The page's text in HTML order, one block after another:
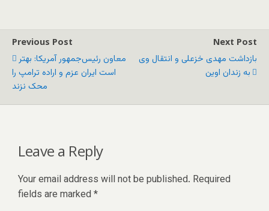
Previous Post
معاون رئیس‌جمهور آمریکا: بهتر
است ایران عزم و اراده ترامپ را
محک نزند
Next Post
بازداشت مهدی خزعلی و انتقال وی
به زندان اوین
Leave a Reply
Your email address will not be published. Required
fields are marked *